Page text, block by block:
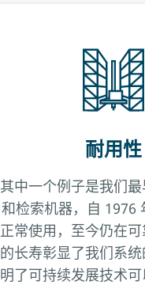
耐用性
其中一个例子是我们
和检索机器，自 1976
正常使用，至今仍在
的长寿彰显了我们系
明了可持续发展技术可